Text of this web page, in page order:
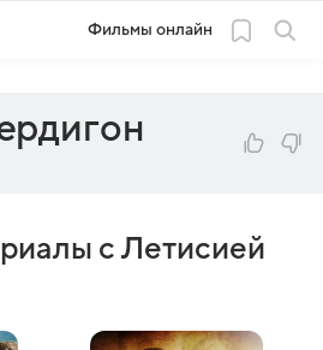
Фильмы онлайн
с Летисией